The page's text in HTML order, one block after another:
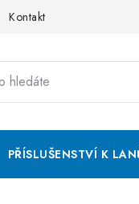
Kontakt
PŘÍSLUŠENSTVÍ K